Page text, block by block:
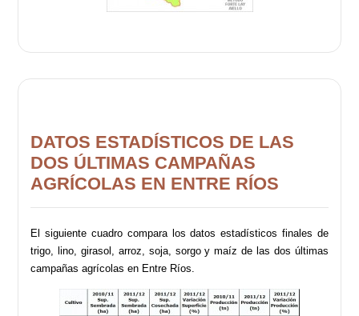
DATOS ESTADÍSTICOS DE LAS
DOS ÚLTIMAS CAMPAÑAS
AGRÍCOLAS EN ENTRE RÍOS
El siguiente cuadro compara los datos estadísticos finales de
trigo, lino, girasol, arroz, soja, sorgo y maíz de las dos últimas
campañas agrícolas en Entre Ríos.